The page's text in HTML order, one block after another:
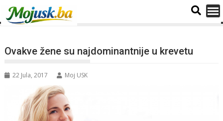
Ovakve žene su najdominantnije u krevetu
22 Jula, 2017 Moj USK